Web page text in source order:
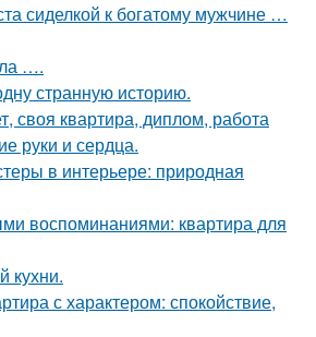
сиделкой к богатому мужчине …
….
странную историю.
своя квартира, диплом, работа
руки и сердца.
в интерьере: природная
воспоминаниями: квартира для
кухни.
с характером: спокойствие,